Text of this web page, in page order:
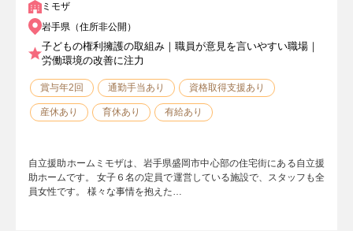
ミモザ
岩手県（住所非公開）
子どもの権利擁護の取組み｜職員が意見を言いやすい職場｜
労働環境の改善に注力
賞与年2回 通勤手当あり 資格取得支援あり
産休あり 育休あり 有給あり
自立援助ホームミモザは、岩手県盛岡市中心部の住宅街にある自立援
助ホームです。 女子６名の定員で運営している施設で、スタッフも全
員女性です。 様々な事情を抱えた…